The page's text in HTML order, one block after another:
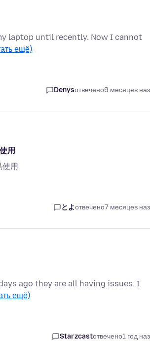
laptop until recently. Now I cannot
ещё)
Denysотвечено9 месяцев
用
用
とよотвечено7 месяцев
ago they are all having issues. I
ещё)
Starzcastотвечено1 год